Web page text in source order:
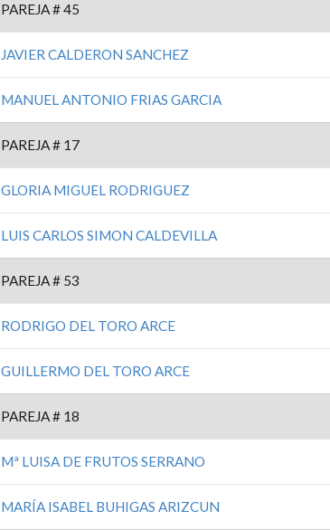
PAREJA # 45
JAVIER CALDERON SANCHEZ
MANUEL ANTONIO FRIAS GARCIA
PAREJA # 17
GLORIA MIGUEL RODRIGUEZ
LUIS CARLOS SIMON CALDEVILLA
PAREJA # 53
RODRIGO DEL TORO ARCE
GUILLERMO DEL TORO ARCE
PAREJA # 18
Mª LUISA DE FRUTOS SERRANO
MARÍA ISABEL BUHIGAS ARIZCUN